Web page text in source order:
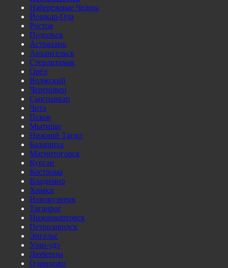
Набережные Челны
Йошкар-Ола
Ростов
Подольск
Астрахань
Архангельск
Стерлитамак
Орёл
Волжский
Череповец
Сыктывкар
Чита
Псков
Мытищи
Нижний Тагил
Балашиха
Магнитогорск
Курган
Кострома
Владимир
Химки
Новокузнецк
Таганрог
Нижневартовск
Петрозаводск
Энгельс
Улан-удэ
Люберцы
Одинцово